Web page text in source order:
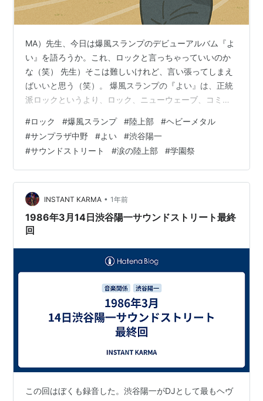
MA）先生、今日は爆風スランプのデビューアルバム『よ
い』を語ろうか。これ、ロックと言っちゃっていいのか
な（笑） 先生）そこは難しいけれど、言い張ってしまえ
ばいいと思う（笑）。 爆風スランプの『よい』は、正統
派ロックというより、ロック、ニューウェーブ、コミッ
いアルバムだね。 ただ、ロックかどうかを形式で考える
より、何を壊そうとしているかで見た方がいい。 その意
味では、『よい』にはかなりロック的な初期衝動がある
と思う。 MA）当時、ボクは高校生だったんだけど、渋谷
陽一が「すごい新人バンドが現れた」ってしきりに推し
ていたんだよね。 彼のラジオ「サウン…
#ロック #爆風スランプ #陸上部 #ヘビーメタル
#サンプラザ中野 #よい #渋谷陽一
#サウンドストリート #涙の陸上部 #学園祭
INSTANT KARMA • 1年前
1986年3月14日渋谷陽一サウンドストリート最終
回
この回はぼくも録音した。渋谷陽一がDJとして最もヘヴ